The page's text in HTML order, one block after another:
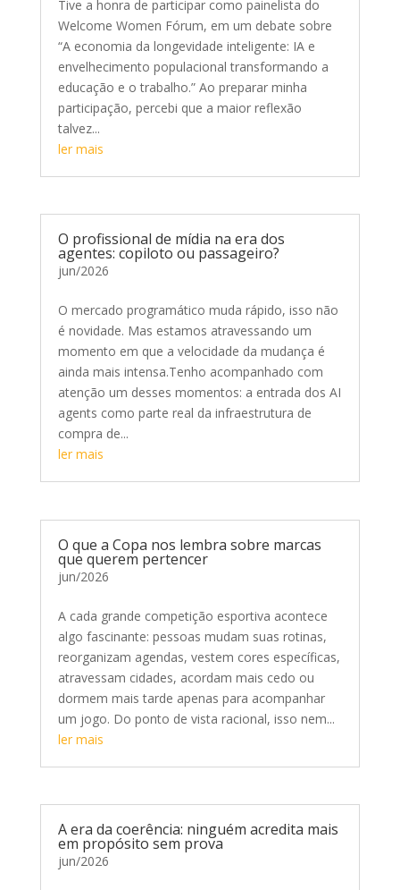
Tive a honra de participar como painelista do
Welcome Women Fórum, em um debate sobre
“A economia da longevidade inteligente: IA e
envelhecimento populacional transformando a
educação e o trabalho.” Ao preparar minha
participação, percebi que a maior reflexão
talvez...
ler mais
O profissional de mídia na era dos
agentes: copiloto ou passageiro?
jun/2026
O mercado programático muda rápido, isso não
é novidade. Mas estamos atravessando um
momento em que a velocidade da mudança é
ainda mais intensa.Tenho acompanhado com
atenção um desses momentos: a entrada dos AI
agents como parte real da infraestrutura de
compra de...
ler mais
O que a Copa nos lembra sobre marcas
que querem pertencer
jun/2026
A cada grande competição esportiva acontece
algo fascinante: pessoas mudam suas rotinas,
reorganizam agendas, vestem cores específicas,
atravessam cidades, acordam mais cedo ou
dormem mais tarde apenas para acompanhar
um jogo. Do ponto de vista racional, isso nem...
ler mais
A era da coerência: ninguém acredita mais
em propósito sem prova
jun/2026